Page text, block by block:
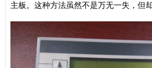
主板。这种方法虽然不是万无一失，但